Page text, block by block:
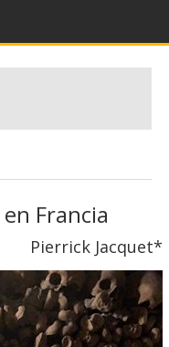
Francia
Pierrick Jacquet*